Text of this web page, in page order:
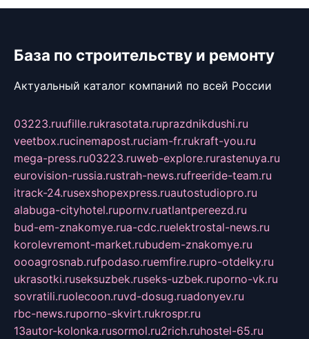
База по строительству и ремонту
Актуальный каталог компаний по всей России
03223.ruufille.rukrasotata.ruprazdnikdushi.ru
veetbox.rucinemapost.ruciam-fr.rukraft-you.ru
mega-press.ru03223.ruweb-explore.rurastenuya.ru
eurovision-russia.rustrah-news.rufreeride-team.ru
itrack-24.rusexshopexpress.ruautostudiopro.ru
alabuga-cityhotel.rupornv.ruatlantpereezd.ru
bud-em-znakomye.rua-cdc.ruelektrostal-news.ru
korolevremont-market.rubudem-znakomye.ru
oooagrosnab.rufpodaso.ruemfire.rupro-otdelky.ru
ukrasotki.ruseksuzbek.ruseks-uzbek.ruporno-vk.ru
sovratili.ruolecoon.ruvd-dosug.ruadonyev.ru
rbc-news.ruporno-skvirt.rukrospr.ru
13autor-kolonka.rusormol.ru2rich.ruhostel-65.ru